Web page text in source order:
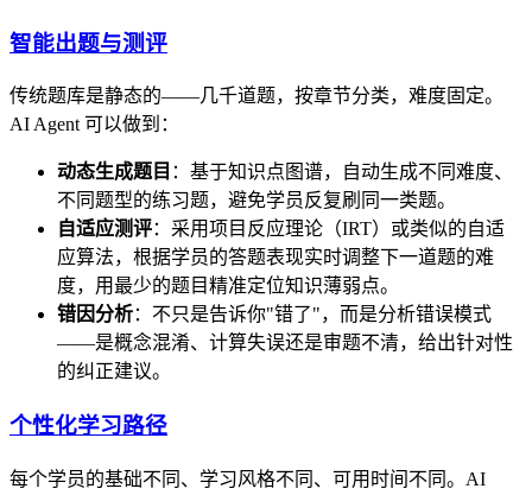
智能出题与测评
传统题库是静态的——几千道题，按章节分类，难度固定。
AI Agent 可以做到：
动态生成题目 ：基于知识点图谱，自动生成不同难度、
不同题型的练习题，避免学员反复刷同一类题。
自适应测评：采用项目反应理论（IRT）或类似的自适
应算法，根据学员的答题表现实时调整下一道题的难
度，用最少的题目精准定位知识薄弱点。
错因分析：不只是告诉你"错了"，而是分析错误模式
——是概念混淆、计算失误还是审题不清，给出针对性
的纠正建议。
个性化学习路径
每个学员的基础不同、学习风格不同、可用时间不同。AI